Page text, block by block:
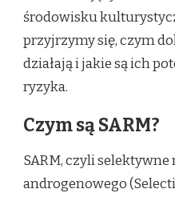
środowisku
przyjrzymy się, czym
działają i jakie są ich
ryzyka.
Czym są SARM?
SARM, czyli
androgenowego